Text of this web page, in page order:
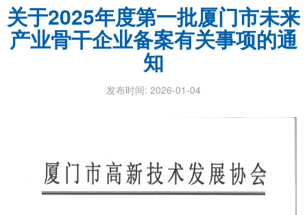
关于2025年度第一批厦门市未来
产业骨干企业备案有关事项的通
知
发布时间: 2026-01-04